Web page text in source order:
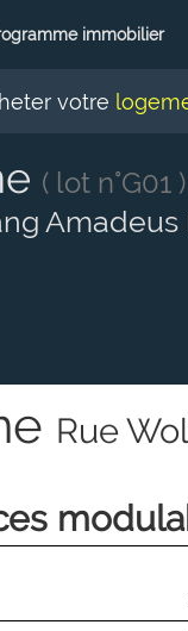
immobilier
votre
( lot n°G01 )
Rue